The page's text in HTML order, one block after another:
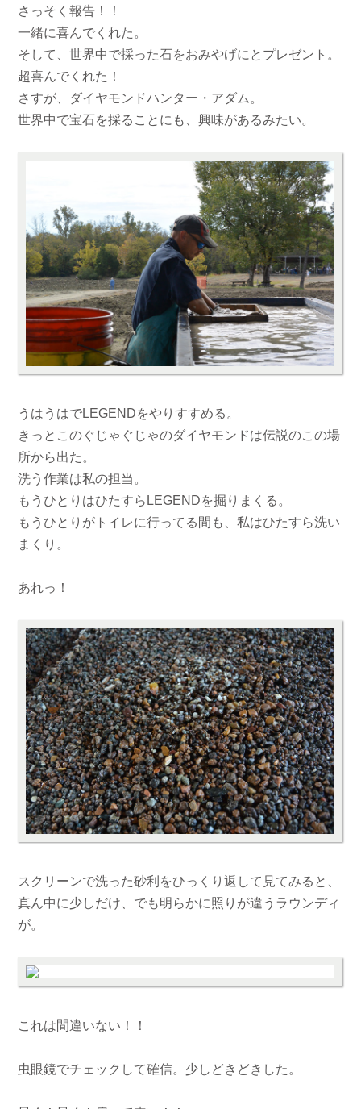
さっそく報告！！
一緒に喜んでくれた。
そして、世界中で採った石をおみやげにとプレゼント。
超喜んでくれた！
さすが、ダイヤモンドハンター・アダム。
世界中で宝石を採ることにも、興味があるみたい。
うはうはでLEGENDをやりすすめる。
きっとこのぐじゃぐじゃのダイヤモンドは伝説のこの場
所から出た。
洗う作業は私の担当。
もうひとりはひたすらLEGENDを掘りまくる。
もうひとりがトイレに行ってる間も、私はひたすら洗い
まくり。
あれっ！
スクリーンで洗った砂利をひっくり返して見てみると、
真ん中に少しだけ、でも明らかに照りが違うラウンディ
が。
これは間違いない！！
虫眼鏡でチェックして確信。少しどきどきした。